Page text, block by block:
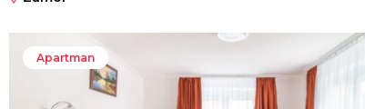
Apartman